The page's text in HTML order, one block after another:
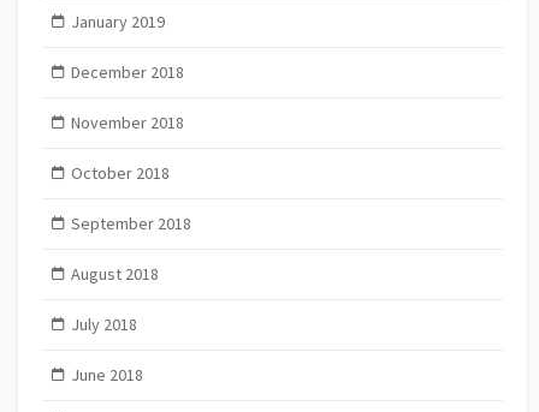
January 2019
December 2018
November 2018
October 2018
September 2018
August 2018
July 2018
June 2018